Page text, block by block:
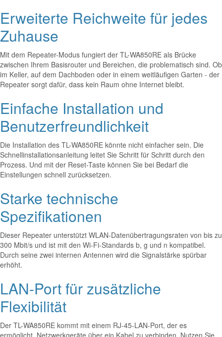
Erweiterte Reichweite für jedes
Zuhause
Mit dem Repeater-Modus fungiert der TL-WA850RE als Brücke
zwischen Ihrem Basisrouter und Bereichen, die problematisch sind. Ob
im Keller, auf dem Dachboden oder in einem weitläufigen Garten - der
Repeater sorgt dafür, dass kein Raum ohne Internet bleibt.
Einfache Installation und
Benutzerfreundlichkeit
Die Installation des TL-WA850RE könnte nicht einfacher sein. Die
Schnellinstallationsanleitung leitet Sie Schritt für Schritt durch den
Prozess. Und mit der Reset-Taste können Sie bei Bedarf die
Einstellungen schnell zurücksetzen.
Starke technische
Spezifikationen
Dieser Repeater unterstützt WLAN-Datenübertragungsraten von bis zu
300 Mbit/s und ist mit den Wi-Fi-Standards b, g und n kompatibel.
Durch seine zwei internen Antennen wird die Signalstärke spürbar
erhöht.
LAN-Port für zusätzliche
Flexibilität
Der TL-WA850RE kommt mit einem RJ-45-LAN-Port, der es